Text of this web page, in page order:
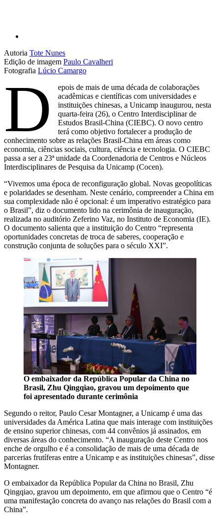
Autoria Tote Nunes
Edição de imagem Paulo Cavalheri
Fotografia Lúcio Camargo
D
epois de mais de uma década de colaborações
acadêmicas e científicas com universidades e
instituições chinesas, a Unicamp inaugurou, nesta
quarta-feira (26), o Centro Interdisciplinar de
Estudos Brasil-China (CIEBC). O novo centro
terá como objetivo fortalecer a produção de
conhecimento sobre as relações Brasil-China em áreas como
economia, ciências sociais, cultura, ciência e tecnologia. O CIEBC
passa a ser a 23ª unidade da Coordenadoria de Centros e Núcleos
Interdisciplinares de Pesquisa da Unicamp (Cocen).
“Vivemos uma época de reconfiguração global. Novas geopolíticas
e polaridades se desenham. Neste cenário, compreender a China em
sua complexidade não é opcional: é um imperativo estratégico para
o Brasil”, diz o documento lido na cerimônia de inauguração,
realizada no auditório Zeferino Vaz, no Instituto de Economia (IE).
O documento salienta que a instituição do Centro “representa
oportunidades concretas de troca de saberes, cooperação e
construção conjunta de soluções para o século XXI”.
O embaixador da República Popular da China no
Brasil, Zhu Qingqiao, gravou um depoimento que
foi apresentado durante cerimônia
Segundo o reitor, Paulo Cesar Montagner, a Unicamp é uma das
universidades da América Latina que mais interage com instituições
de ensino superior chinesas, com 44 convênios já assinados, em
diversas áreas do conhecimento. “A inauguração deste Centro nos
enche de orgulho e é a consolidação de mais de uma década de
parcerias frutíferas entre a Unicamp e as instituições chinesas”, disse
Montagner.
O embaixador da República Popular da China no Brasil, Zhu
Qingqiao, gravou um depoimento, em que afirmou que o Centro “é
uma manifestação concreta do avanço nas relações do Brasil com a
China”.